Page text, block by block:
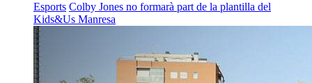
Esports Colby Jones no formarà part de la plantilla del
Kids&Us Manresa